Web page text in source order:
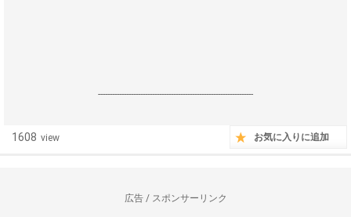
------------------------------------------------------------------
1608 view お気に入りに追加
広告 / スポンサーリンク